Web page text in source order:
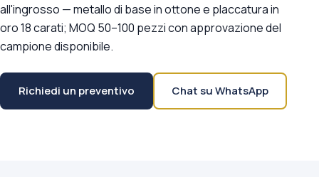
all'ingrosso — metallo di base in ottone e placcatura in
oro 18 carati; MOQ 50–100 pezzi con approvazione del
campione disponibile.
Richiedi un preventivo Chat su WhatsApp